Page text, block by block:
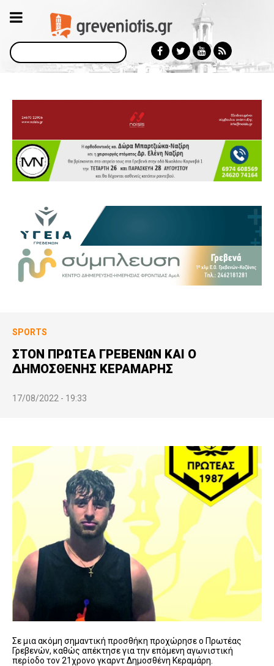
Αναζήτηση
SPORTS
ΣΤΟΝ ΠΡΩΤΕΑ ΓΡΕΒΕΝΩΝ ΚΑΙ Ο
ΔΗΜΟΣΘΕΝΗΣ ΚΕΡΑΜΑΡΗΣ
17/08/2022 - 19:33
Σε μια ακόμη σημαντική προσθήκη προχώρησε ο Πρωτέας
Γρεβενών, καθώς απέκτησε για την επόμενη αγωνιστική
περίοδο τον 21χρονο γκαρντ Δημοσθένη Κεραμάρη.